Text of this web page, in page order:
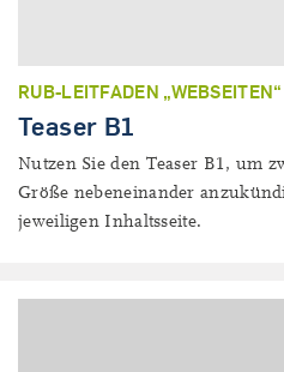
RUB-LEITFADEN
Teaser B1
Nutzen Sie den Teaser B1, um
Größe nebeneinander
jeweiligen Inhaltsseite.